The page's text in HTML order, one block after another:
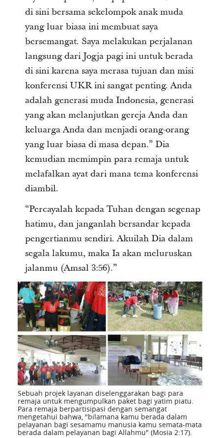
di sini bersama sekelompok anak muda
yang luar biasa ini membuat saya
bersemangat. Saya melakukan perjalanan
langsung dari Jogja pagi ini untuk berada
di sini karena saya merasa tujuan dan misi
konferensi UKR ini sangat penting. Anda
adalah generasi muda Indonesia, generasi
yang akan melanjutkan gereja Anda dan
keluarga Anda dan menjadi orang-orang
yang luar biasa di masa depan.” Dia
kemudian memimpin para remaja untuk
melafalkan ayat dari mana tema konferensi
diambil.
“Percayalah kepada Tuhan dengan segenap
hatimu, dan janganlah bersandar kepada
pengertianmu sendiri. Akuilah Dia dalam
segala lakumu, maka Ia akan meluruskan
jalanmu (Amsal 3:5̵6).”
Sebuah projek layanan diselenggarakan bagi para
remaja untuk mengumpulkan paket bagi yatim piatu.
Para remaja berpartisipasi dengan semangat
mengetahui bahwa, "bilamana kamu berada dalam
pelayanan bagi sesamamu manusia kamu semata-mata
berada dalam pelayanan bagi Allahmu" (Mosia 2:17).